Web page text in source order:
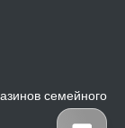
семейного